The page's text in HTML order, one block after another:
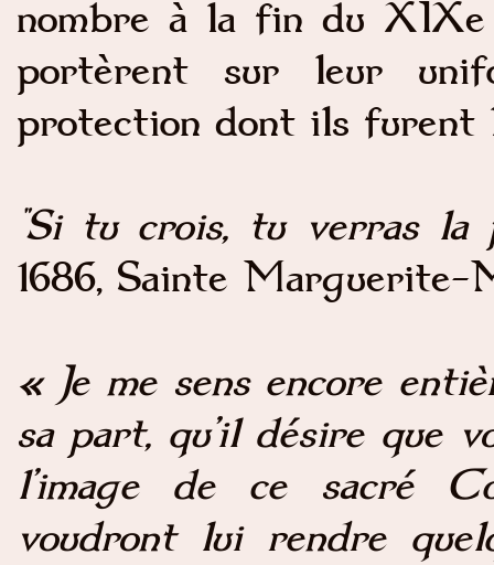
nombre à la fin du XIXe
portèrent sur leur
protection dont ils furent
"Si tu crois, tu verras la
1686, Sainte Marguerite-
« Je me sens encore
sa part, qu’il désire que
l’image de ce sacré
voudront lui rendre